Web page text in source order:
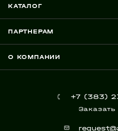
КАТАЛОГ
ПАРТНЕРАМ
О КОМПАНИИ
+7 (383)
Заказать